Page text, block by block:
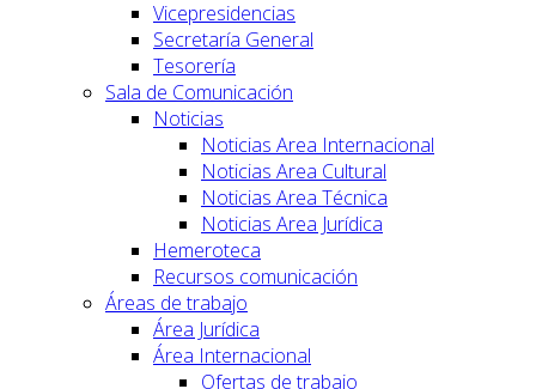
Vicepresidencias
Secretaría General
Tesorería
Sala de Comunicación
Noticias
Noticias Area Internacional
Noticias Area Cultural
Noticias Area Técnica
Noticias Area Jurídica
Hemeroteca
Recursos comunicación
Áreas de trabajo
Área Jurídica
Área Internacional
Ofertas de trabajo